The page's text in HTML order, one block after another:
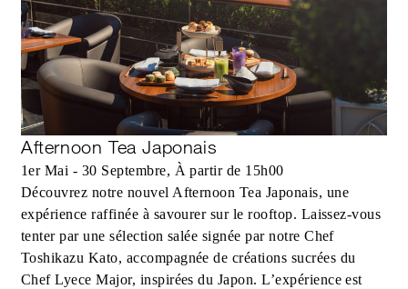
Afternoon Tea Japonais
1er Mai - 30 Septembre, À partir de 15h00
Découvrez notre nouvel Afternoon Tea Japonais, une
expérience raffinée à savourer sur le rooftop. Laissez-vous
tenter par une sélection salée signée par notre Chef
Toshikazu Kato, accompagnée de créations sucrées du
Chef Lyece Major, inspirées du Japon. L’expérience est